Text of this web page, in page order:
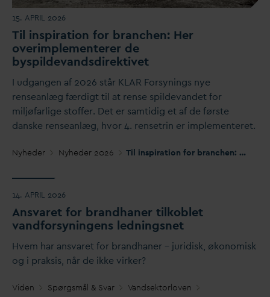
15. APRIL 2026
Til inspiration for branchen: Her
overimplementerer de
byspildevandsdirektivet
I udgangen af 2026 står KLAR Forsynings nye
renseanlæg færdigt til at rense spildevandet for
miljøfarlige stoffer. Det er samtidig et af de første
danske renseanlæg, hvor 4. rensetrin er implementeret.
Nyheder Nyheder 2026 Til inspiration for branchen: Her overimplementerer de byspilde
14. APRIL 2026
Ansvaret for brandhaner tilkoblet
vandforsyningens ledningsnet
Hvem har ansvaret for brandhaner – juridisk, økonomisk
og i praksis, når de ikke virker?
Viden Spørgsmål & Svar Vandsektorloven